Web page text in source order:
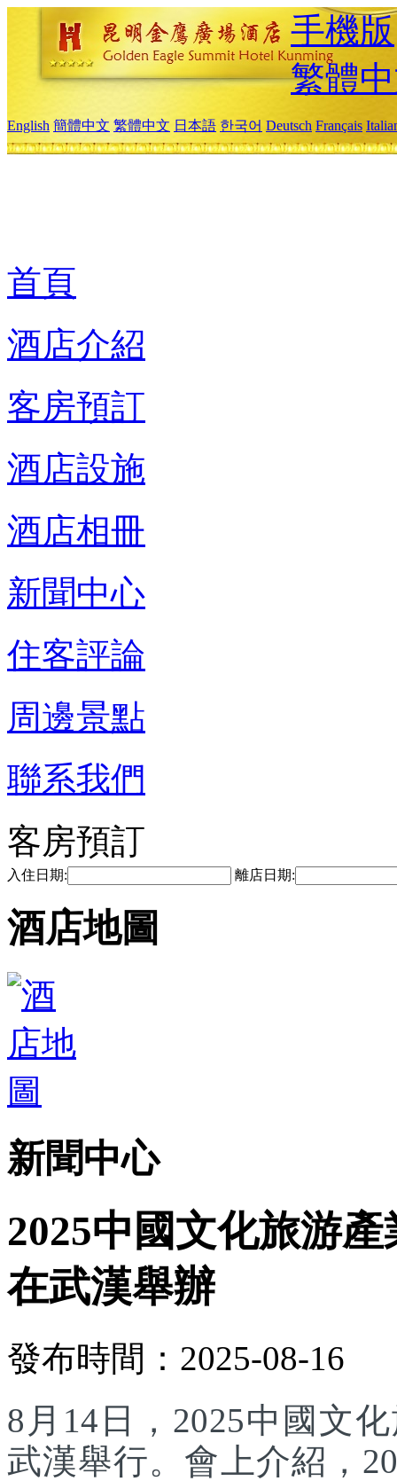
手機版
繁體
English 簡體中文 繁體中文 日本語 한국어 Deutsch Français
首頁
酒店介紹
客房預訂
酒店設施
酒店相冊
新聞中心
住客評論
周邊景點
聯系我們
客房預訂
入住日期: 離店日期:
酒店地圖
新聞中心
2025中國文化旅游
在武漢舉辦
發布時間：2025-08-16
8月14日，2025中國文
武漢舉行。會上介紹，